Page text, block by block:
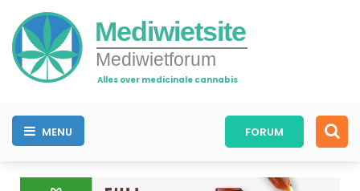
Mediwietsite
Mediwietforum
Alles over medicinale cannabis
MENU FORUM